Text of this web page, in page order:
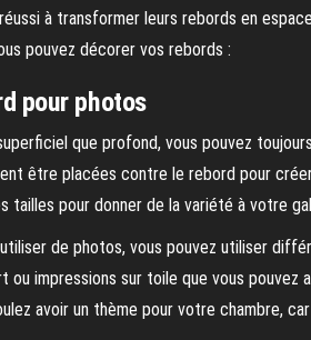
à transformer leurs rebords en
pouvez décorer vos rebords :
pour photos
que profond, vous pouvez
être placées contre le rebord pour
tailles pour donner de la variété à votre
de photos, vous pouvez utiliser
ou impressions sur toile que vous pouvez
avoir un thème pour votre chambre,